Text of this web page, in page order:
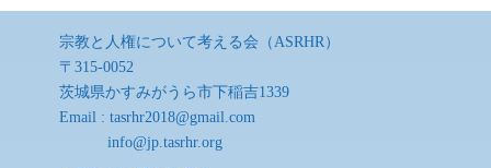
宗教と人権について考える会（ASRHR）
〒315-0052
茨城県かすみがうら市下稲吉1339
Email : tasrhr2018@gmail.com
info@jp.tasrhr.org